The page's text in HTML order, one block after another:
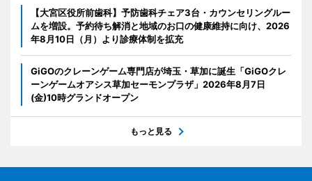
【大宮区役所前歯科】予防歯科チェア3台・カウンセリングルー
ムを増設。予約待ち解消と地域のお口の健康維持に向け、2026
年8月10日（月）より診療体制を拡充
GiGOのクレーンゲーム専門店が埼玉・草加に誕生「GiGOクレ
ーンゲームオアシス草加セーモンプラザ」2026年8月7日
(金)10時グランドオープン
もっと見る